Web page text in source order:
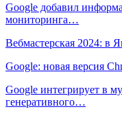
Google добавил
мониторинга…
Вебмастерская 2024: в
Google: новая версия
Google интегрирует в
генеративного…